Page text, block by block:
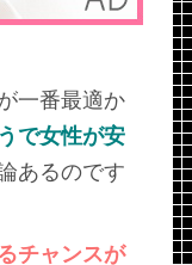
一番最適か
で女性が安
あるのです
チャンスが